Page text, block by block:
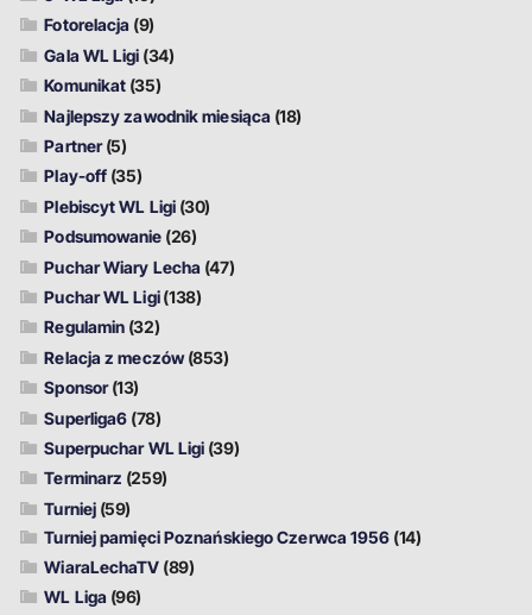
Fotorelacja (9)
Gala WL Ligi (34)
Komunikat (35)
Najlepszy zawodnik miesiąca (18)
Partner(5)
Play-off (35)
Plebiscyt WL Ligi (30)
Podsumowanie (26)
Puchar Wiary Lecha (47)
Puchar WL Ligi(138)
Regulamin (32)
Relacja z meczów(853)
Sponsor(13)
Superliga6 (78)
Superpuchar WL Ligi (39)
Terminarz (259)
Turniej (59)
Turniej pamięci Poznańskiego Czerwca 1956 (14)
WiaraLechaTV (89)
WL Liga (96)